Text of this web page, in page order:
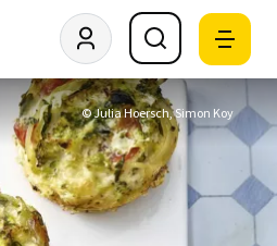
© Julia Hoersch, Simon Koy